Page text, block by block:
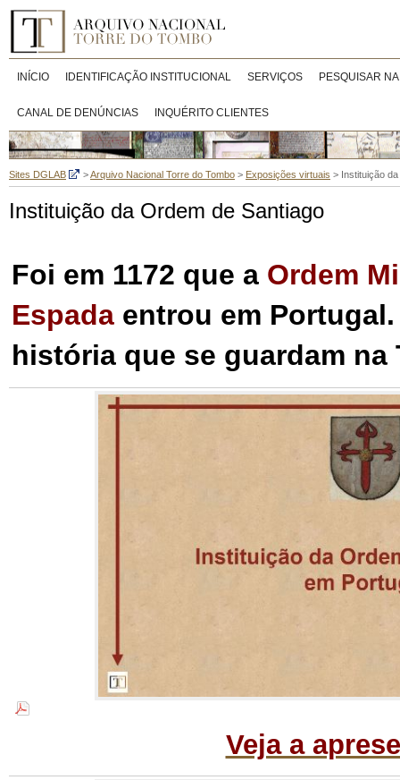
INÍCIO IDENTIFICAÇÃO INSTITUCIONAL SERVIÇOS PESQUISAR
CANAL DE DENÚNCIAS INQUÉRITO CLIENTES
Sites DGLAB >Arquivo Nacional Torre do Tombo > Exposições virtuais > Instituição
Instituição da Ordem de Santiago
Foi em 1172 que a Ordem
Espada entrou em
história que se guardam na
Veja a